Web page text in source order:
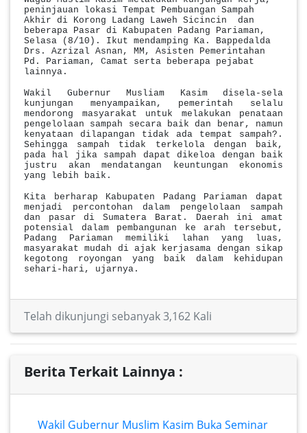
peninjauan lokasi Tempat Pembuangan Sampah
Akhir di Korong Ladang Laweh Sicincin dan
beberapa Pasar di Kabupaten Padang Pariaman,
Selasa (8/10). Ikut mendamping Ka. Bappedalda
Drs. Azrizal Asnan, MM, Asisten Pemerintahan
Pd. Pariaman, Camat serta beberapa pejabat
lainnya.
Wakil Gubernur Musliam Kasim disela-sela
kunjungan menyampaikan, pemerintah selalu
mendorong masyarakat untuk melakukan penataan
pengelolaan sampah secara baik dan benar, namun
kenyataan dilapangan tidak ada tempat sampah?.
Sehingga sampah tidak terkelola dengan baik,
pada hal jika sampah dapat dikeloa dengan baik
justru akan mendatangan keuntungan ekonomis
yang lebih baik.
Kita berharap Kabupaten Padang Pariaman dapat
menjadi percontohan dalam pengelolaan sampah
dan pasar di Sumatera Barat. Daerah ini amat
potensial dalam pembangunan ke arah tersebut,
Padang Pariaman memiliki lahan yang luas,
masyarakat mudah di ajak kerjasama dengan sikap
kegotong royongan yang baik dalam kehidupan
sehari-hari, ujarnya.
Telah dikunjungi sebanyak 3,162 Kali
Berita Terkait Lainnya :
Wakil Gubernur Muslim Kasim Buka Seminar